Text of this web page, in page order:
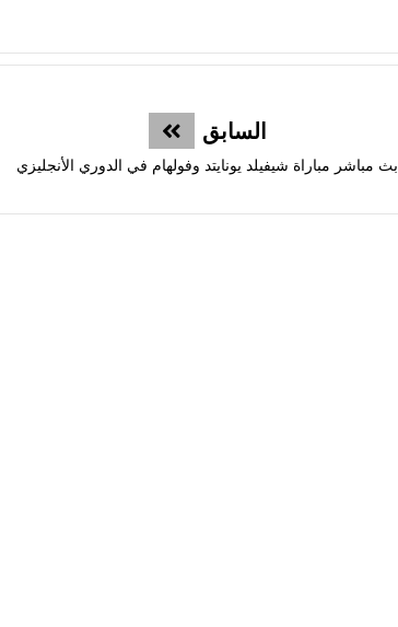
السابق
بث مباشر مباراة شيفيلد يونايتد وفولهام في الدوري الأنجليزي